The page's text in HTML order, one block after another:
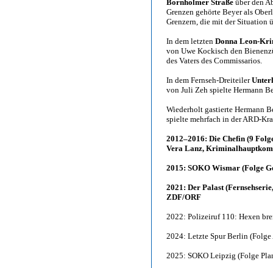
Bornholmer Straße über den
Grenzen gehörte Beyer als
Grenzern, die mit der Situation
In dem letzten Donna Leon-
von Uwe Kockisch den
des Vaters des Commissarios.
In dem Fernseh-Dreiteiler
von Juli Zeh spielte Hermann
Wiederholt gastierte Hermann
spielte mehrfach in der ARD-
2012–2016: Die Chefin (9
Vera Lanz,
2015: SOKO Wismar (Folge
2021: Der Palast
ZDF/ORF
2022: Polizeiruf 110: Hexen
2024: Letzte Spur Berlin (Folge
2025: SOKO Leipzig (Folge